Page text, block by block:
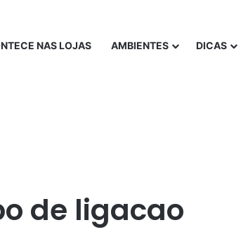
NAS LOJAS AMBIENTES DICAS
de ligacao